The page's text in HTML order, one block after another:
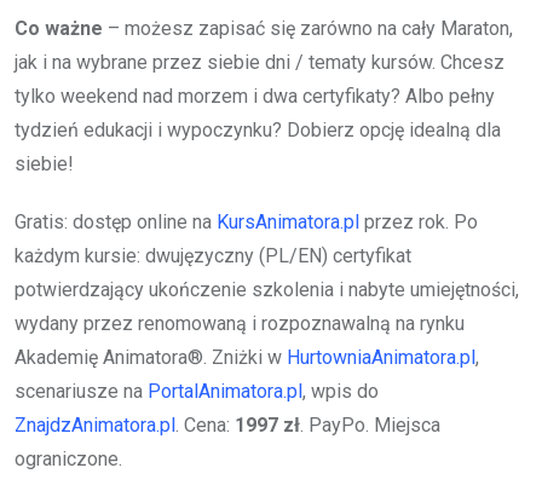
Co ważne – możesz zapisać się zarówno na cały Maraton,
jak i na wybrane przez siebie dni / tematy kursów. Chcesz
tylko weekend nad morzem i dwa certyfikaty? Albo pełny
tydzień edukacji i wypoczynku? Dobierz opcję idealną dla
siebie!
Gratis: dostęp online na KursAnimatora.pl przez rok. Po
każdym kursie: dwujęzyczny (PL/EN) certyfikat
potwierdzający ukończenie szkolenia i nabyte umiejętności,
wydany przez renomowaną i rozpoznawalną na rynku
Akademię Animatora®. Zniżki w HurtowniaAnimatora.pl,
scenariusze na PortalAnimatora.pl, wpis do
ZnajdzAnimatora.pl . Cena: 1997 zł . PayPo. Miejsca
ograniczone.